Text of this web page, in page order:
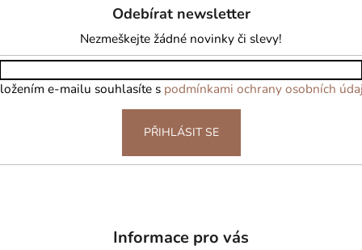
Odebírat newsletter
Nezmeškejte žádné novinky či slevy!
e-mailu souhlasíte s podmínkami ochrany osobních
PŘIHLÁSIT SE
Informace pro vás